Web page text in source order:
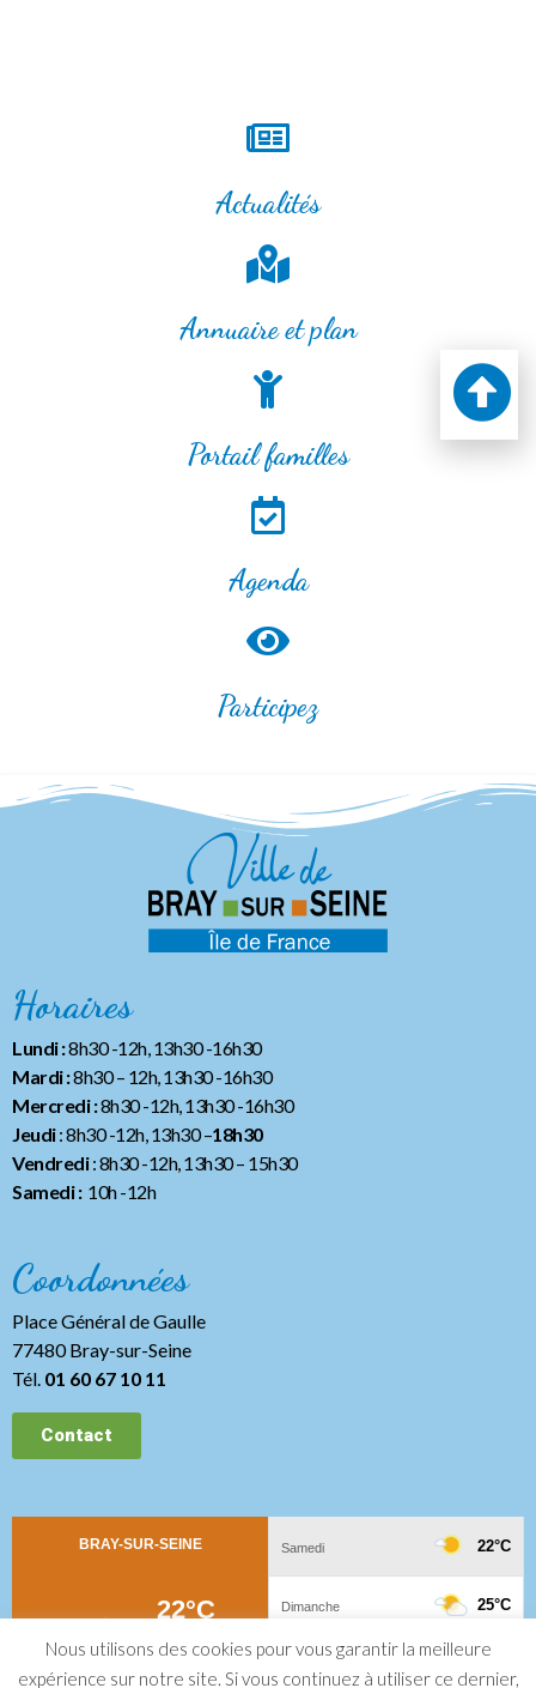
Actualités
Annuaire et plan
Portail familles
Agenda
Participez
Horaires
Lundi :8h30 -12h, 13h30 -16h30
Mardi :8h30 – 12h, 13h30 -16h30
Mercredi :8h30 -12h, 13h30 -16h30
Jeudi: 8h30 -12h, 13h30 –18h30
Vendredi: 8h30 -12h, 13h30– 15h30
Samedi :10h -12h
Coordonnées
Place Général de Gaulle
77480 Bray-sur-Seine
Tél. 01 60 67 10 11
Contact
Nous utilisons des cookies pour vous garantir la meilleure
expérience sur notre site. Si vous continuez à utiliser ce dernier,